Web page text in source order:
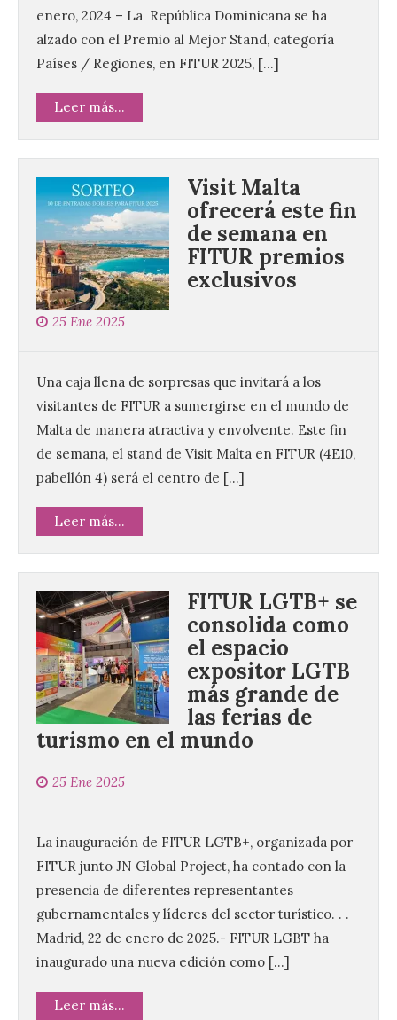
enero, 2024 – La República Dominicana se ha
alzado con el Premio al Mejor Stand, categoría
Países / Regiones, en FITUR 2025, […]
Leer más...
Visit Malta
ofrecerá este fin
de semana en
FITUR premios
exclusivos
25 Ene 2025
Una caja llena de sorpresas que invitará a los
visitantes de FITUR a sumergirse en el mundo de
Malta de manera atractiva y envolvente. Este fin
de semana, el stand de Visit Malta en FITUR (4E10,
pabellón 4) será el centro de […]
Leer más...
FITUR LGTB+ se
consolida como
el espacio
expositor LGTB
más grande de
las ferias de
turismo en el mundo
25 Ene 2025
La inauguración de FITUR LGTB+, organizada por
FITUR junto JN Global Project, ha contado con la
presencia de diferentes representantes
gubernamentales y líderes del sector turístico. . .
Madrid, 22 de enero de 2025.- FITUR LGBT ha
inaugurado una nueva edición como […]
Leer más...